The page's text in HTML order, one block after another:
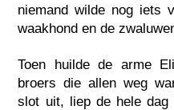
niemand wilde nog iets
waakhond en de
Toen huilde de arme
broers die allen weg
slot uit, liep de hele